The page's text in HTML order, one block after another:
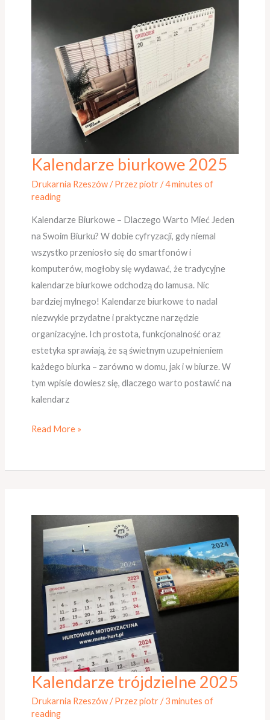
Kalendarze biurkowe 2025
Drukarnia Rzeszów/ Przezpiotr/4 minutes of
reading
Kalendarze Biurkowe – Dlaczego Warto Mieć Jeden
na Swoim Biurku? W dobie cyfryzacji, gdy niemal
wszystko przeniosło się do smartfonów i
komputerów, mogłoby się wydawać, że tradycyjne
kalendarze biurkowe odchodzą do lamusa. Nic
bardziej mylnego! Kalendarze biurkowe to nadal
niezwykle przydatne i praktyczne narzędzie
organizacyjne. Ich prostota, funkcjonalność oraz
estetyka sprawiają, że są świetnym uzupełnieniem
każdego biurka – zarówno w domu, jak i w biurze. W
tym wpisie dowiesz się, dlaczego warto postawić na
kalendarz
Kalendarze
2025
Read More »
Kalendarze trójdzielne 2025
Drukarnia Rzeszów/ Przezpiotr/3 minutes of
reading
Kalendarze
trójdzielne
2025